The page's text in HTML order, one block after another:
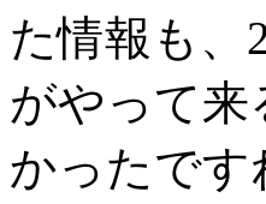
た情報も、
がやって来
かったです